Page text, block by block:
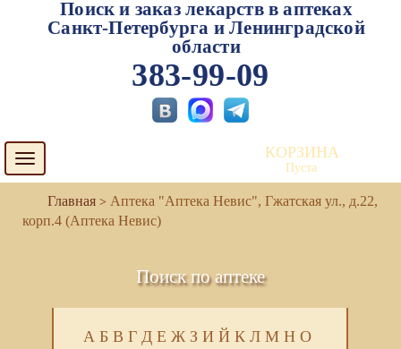
Поиск и заказ лекарств в аптеках
Санкт-Петербурга и Ленинградской
области
383-99-09
Toggle
navigation
КОРЗИНА
Пуста
Аптека "Аптека Невис", Гжатская ул., д.22,
корп.4 (Аптека Невис)
Поиск по аптеке
А Б В Г Д Е Ж З И Й К Л М Н О